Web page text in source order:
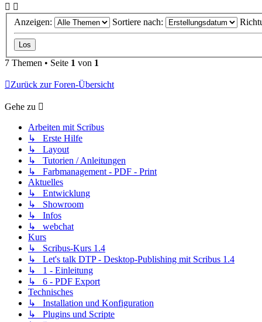
Anzeigen: Sortiere nach:
7 Themen • Seite 1 von 1
Zurück zur Foren-Übersicht
Gehe zu
Arbeiten mit Scribus
↳ Erste Hilfe
↳ Layout
↳ Tutorien / Anleitungen
↳ Farbmanagement - PDF - Print
Aktuelles
↳ Entwicklung
↳ Showroom
↳ Infos
↳ webchat
Kurs
↳ Scribus-Kurs 1.4
↳ Let's talk DTP - Desktop-Publishing mit Scribus 1.4
↳ 1 - Einleitung
↳ 6 - PDF Export
Technisches
↳ Installation und Konfiguration
↳ Plugins und Scripte